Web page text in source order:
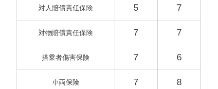
A05A 29,500円
重量税
重量税は車両重量によって異なりますが、6代目ミラ
ージュはすべて同じ課税クラス（500〜1000kg）に該
対人賠償責任保険 5 7
対物賠償責任保険 7 7
搭乗者傷害保険 7 6
車両保険 7 8